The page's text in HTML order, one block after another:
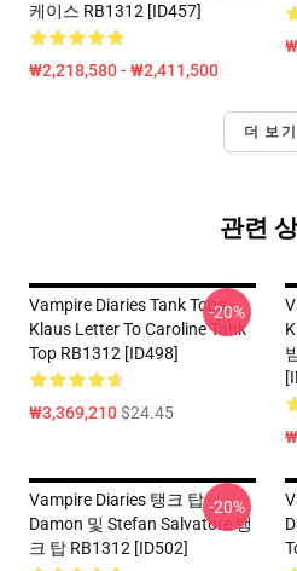
케이스 RB1312 [ID457]
₩2,218,580 - ₩2,411,500
더 보기
관련
Vampire Diaries Tank Tops -
Klaus Letter To Caroline Tank
Top RB1312 [ID498]
₩3,369,210$24.45
-20%
Vampire Diaries 탱크 탑 -
Damon 및 Stefan Salvatore 탱
크 탑 RB1312 [ID502]
-20%